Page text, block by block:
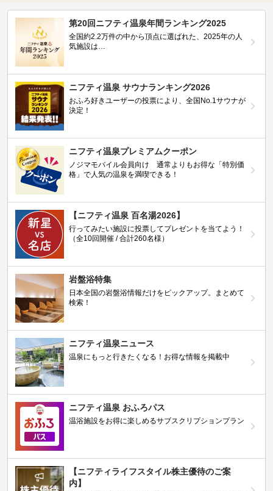
第20回ニフティ温泉年間ランキング2025
全国約2.2万件の中から頂点に選ばれた、2025年の人
気施設は…
ニフティ温泉 サウナランキング2026
おふろ好きユーザーの投票により、全国No.1サウナが
決定！
ニフティ温泉プレミアムクーポン
ノジマモバイル会員向け 通常よりもお得な「特別価
格」で人気の温泉を満喫できる！
【ニフティ温泉 百名湯2026】
行ってみたい施設に投票してプレゼントを当てよう！
（全10回開催 / 合計260名様）
岩盤浴特集
日本全国の岩盤浴情報だけをピックアップ。まとめて
検索！
ニフティ温泉ニュース
温泉にもっと行きたくなる！お得な情報を掲載中
ニフティ温泉 おふろパス
温浴施設をお得に楽しめるサブスクリプションプラン
【ニフティライフスタイル株主優待のご案
内】